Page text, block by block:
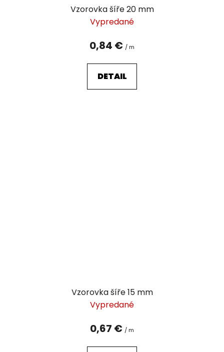
Vzorovka šíře 20 mm
Vypredané
0,84 € / m
DETAIL
Vzorovka šíře 15 mm
Vypredané
0,67 € / m